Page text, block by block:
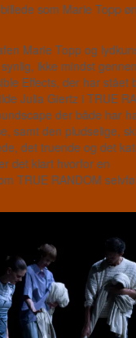
som Marie Topp
Marie Topp og
ikke mindst
Effects, der har stået
Julia Giertz i TRUE
der både har
samt den pludselige,
det truende og det
det klart hvorfor en
TRUE RANDOM